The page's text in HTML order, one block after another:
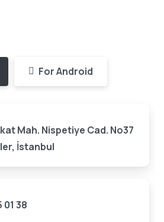
For Android
Mah. Nispetiye Cad. No37
İstanbul
01 38